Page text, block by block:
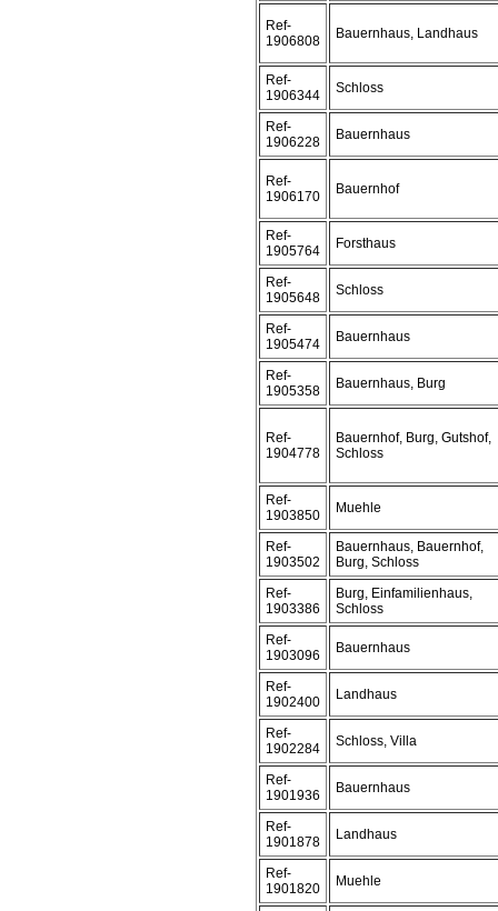
Ref-
1906808
Bauernhaus, Landhaus
Ref-
1906344
Schloss
Ref-
1906228
Bauernhaus
Ref-
1906170
Bauernhof
Ref-
1905764
Forsthaus
Ref-
1905648
Schloss
Ref-
1905474
Bauernhaus
Ref-
1905358
Bauernhaus, Burg
Ref-
1904778
Bauernhof, Burg, Gutshof,
Schloss
Ref-
1903850
Muehle
Ref-
1903502
Bauernhaus, Bauernhof,
Burg, Schloss
Ref-
1903386
Burg, Einfamilienhaus,
Schloss
Ref-
1903096
Bauernhaus
Ref-
1902400
Landhaus
Ref-
1902284
Schloss, Villa
Ref-
1901936
Bauernhaus
Ref-
1901878
Landhaus
Ref-
1901820
Muehle